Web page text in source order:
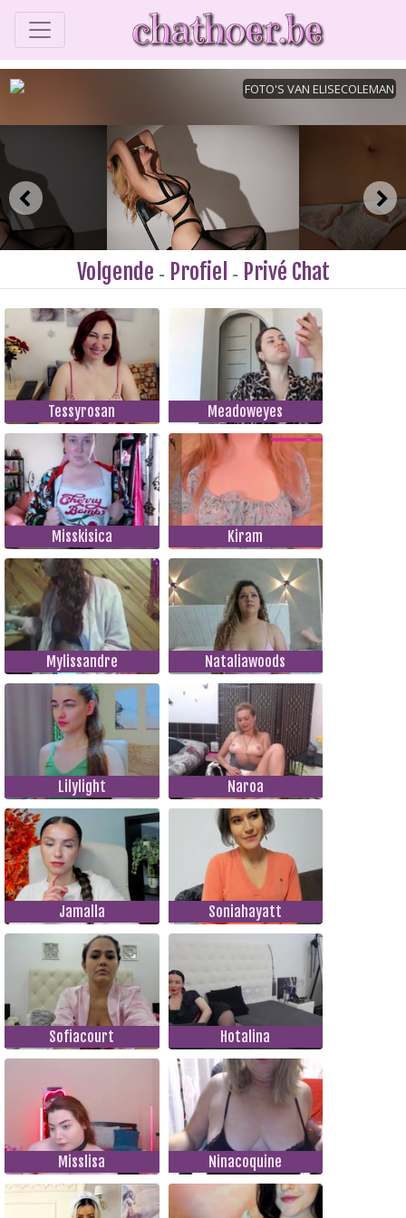
Volgende - Profiel - Privé Chat
Tessyrosan Meadoweyes
Misskisica Kiram
Mylissandre Nataliawoods
Lilylight Naroa
Jamalla Soniahayatt
Sofiacourt Hotalina
Misslisa Ninacoquine